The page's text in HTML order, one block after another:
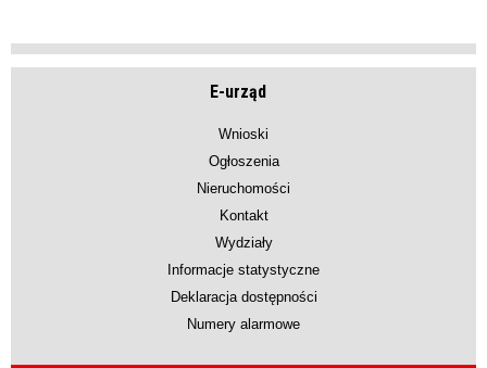
E-urząd
Wnioski
Ogłoszenia
Nieruchomości
Kontakt
Wydziały
Informacje statystyczne
Deklaracja dostępności
Numery alarmowe